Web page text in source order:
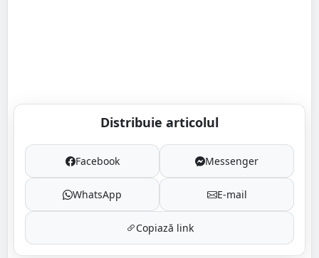
Distribuie articolul
Facebook Messenger
WhatsApp E-mail
Copiază link